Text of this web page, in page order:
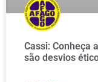
Cassi: Conheça
são desvios